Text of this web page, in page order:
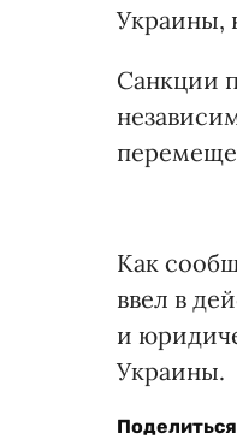
Украины,
Санкции
Как
ввел в
и
Украины.
Поделиться